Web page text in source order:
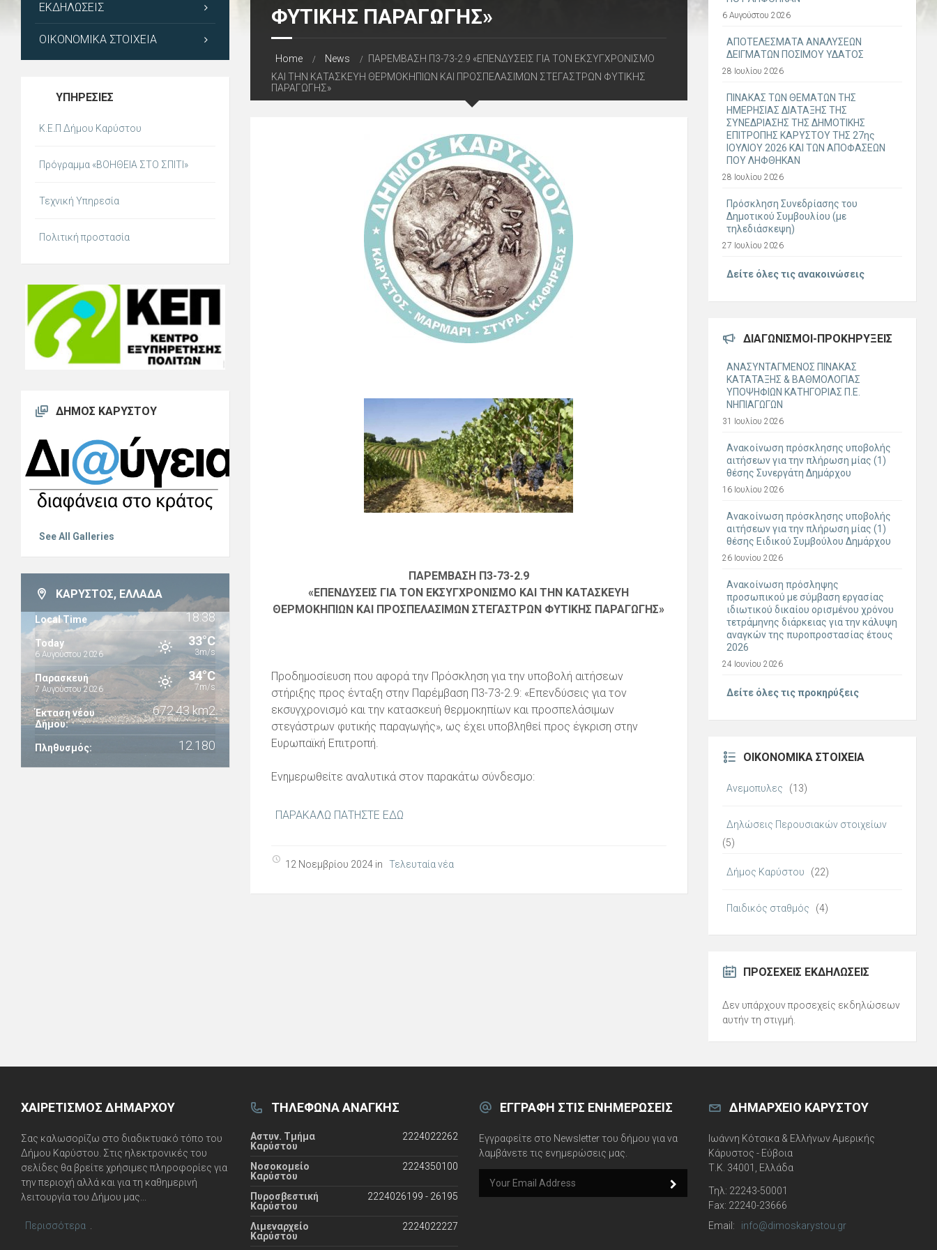
ΦΥΤΙΚΗΣ ΠΑΡΑΓΩΓΗΣ»
Home News
ΠΑΡΕΜΒΑΣΗ Π3-73-2.9 «ΕΠΕΝΔΥΣΕΙΣ ΓΙΑ ΤΟΝ ΕΚΣΥΓΧΡΟΝΙΣΜΟ
ΚΑΙ ΤΗΝ ΚΑΤΑΣΚΕΥΗ ΘΕΡΜΟΚΗΠΙΩΝ ΚΑΙ ΠΡΟΣΠΕΛΑΣΙΜΩΝ ΣΤΕΓΑΣΤΡΩΝ ΦΥΤΙΚΗΣ
ΠΑΡΑΓΩΓΗΣ»
ΠΑΡΕΜΒΑΣΗ Π3-73-2.9
«ΕΠΕΝΔΥΣΕΙΣ ΓΙΑ ΤΟΝ ΕΚΣΥΓΧΡΟΝΙΣΜΟ ΚΑΙ ΤΗΝ ΚΑΤΑΣΚΕΥΗ
ΘΕΡΜΟΚΗΠΙΩΝ ΚΑΙ ΠΡΟΣΠΕΛΑΣΙΜΩΝ ΣΤΕΓΑΣΤΡΩΝ ΦΥΤΙΚΗΣ ΠΑΡΑΓΩΓΗΣ»
Προδημοσίευση που αφορά την Πρόσκληση για την υποβολή αιτήσεων
στήριξης προς ένταξη στην Παρέμβαση Π3-73-2.9: «Επενδύσεις για τον
εκσυγχρονισμό και την κατασκευή θερμοκηπίων και προσπελάσιμων
στεγάστρων φυτικής παραγωγής», ως έχει υποβληθεί προς έγκριση στην
Ευρωπαϊκή Επιτροπή.
Ενημερωθείτε αναλυτικά στον παρακάτω σύνδεσμο:
ΠΑΡΑΚΑΛΩ ΠΑΤΗΣΤΕ ΕΔΩ
12 Νοεμβρίου 2024 in Τελευταία νέα
ΕΚΔΗΛΏΣΕΙΣ
ΟΙΚΟΝΟΜΙΚΆ ΣΤΟΙΧΕΊΑ
ΥΠΗΡΕΣΊΕΣ
Κ.Ε.Π Δήμου Καρύστου
Πρόγραμμα «ΒΟΗΘΕΙΑ ΣΤΟ ΣΠΙΤΙ»
Τεχνική Υπηρεσία
Πολιτική προστασία
ΔΉΜΟΣ ΚΑΡΎΣΤΟΥ
See All Galleries
ΚΆΡΥΣΤΟΣ, ΕΛΛΆΔΑ
Local Time 18:38
Today
6 Αυγούστου 2026
33°C
3m/s
Παρασκευή
7 Αυγούστου 2026
34°C
7m/s
Έκταση νέου
Δήμου:
672.43 km2
Πληθυσμός: 12.180
6 Αυγούστου 2026
ΑΠΟΤΕΛΕΣΜΑΤΑ ΑΝΑΛΥΣΕΩΝ
ΔΕΙΓΜΑΤΩΝ ΠΟΣΙΜΟΥ ΥΔΑΤΟΣ
28 Ιουλίου 2026
ΠΙΝΑΚΑΣ ΤΩΝ ΘΕΜΑΤΩΝ ΤΗΣ
ΗΜΕΡΗΣΙΑΣ ΔΙΑΤΑΞΗΣ ΤΗΣ
ΣΥΝΕΔΡΙΑΣΗΣ ΤΗΣ ΔΗΜΟΤΙΚΗΣ
ΕΠΙΤΡΟΠΗΣ ΚΑΡΥΣΤΟΥ ΤΗΣ 27ης
ΙΟΥΛΙΟΥ 2026 ΚΑΙ ΤΩΝ ΑΠΟΦΑΣΕΩΝ
ΠΟΥ ΛΗΦΘΗΚΑΝ
28 Ιουλίου 2026
Πρόσκληση Συνεδρίασης του
Δημοτικού Συμβουλίου (με
τηλεδιάσκεψη)
27 Ιουλίου 2026
Δείτε όλες τις ανακοινώσεις
ΔΙΑΓΩΝΙΣΜΟΊ-ΠΡΟΚΗΡΎΞΕΙΣ
ΑΝΑΣΥΝΤΑΓΜΕΝΟΣ ΠΙΝΑΚΑΣ
ΚΑΤΑΤΑΞΗΣ & ΒΑΘΜΟΛΟΓΙΑΣ
ΥΠΟΨΗΦΙΩΝ ΚΑΤΗΓΟΡΙΑΣ Π.Ε.
ΝΗΠΙΑΓΩΓΩΝ
31 Ιουλίου 2026
Ανακοίνωση πρόσκλησης υποβολής
αιτήσεων για την πλήρωση μίας (1)
θέσης Συνεργάτη Δημάρχου
16 Ιουλίου 2026
Ανακοίνωση πρόσκλησης υποβολής
αιτήσεων για την πλήρωση μίας (1)
θέσης Ειδικού Συμβούλου Δημάρχου
26 Ιουνίου 2026
Ανακοίνωση πρόσληψης
προσωπικού με σύμβαση εργασίας
ιδιωτικού δικαίου ορισμένου χρόνου
τετράμηνης διάρκειας για την κάλυψη
αναγκών της πυροπροστασίας έτους
2026
24 Ιουνίου 2026
Δείτε όλες τις προκηρύξεις
ΟΙΚΟΝΟΜΙΚΆ ΣΤΟΙΧΕΊΑ
Ανεμοπυλες (13)
Δηλώσεις Περουσιακών στοιχείων
(5)
Δήμος Καρύστου (22)
Παιδικός σταθμός (4)
ΠΡΟΣΕΧΕΊΣ ΕΚΔΗΛΏΣΕΙΣ
Δεν υπάρχουν προσεχείς εκδηλώσεων
αυτήν τη στιγμή.
ΧΑΙΡΕΤΙΣΜΌΣ ΔΗΜΆΡΧΟΥ
Σας καλωσορίζω στο διαδικτυακό τόπο του
Δήμου Καρύστου. Στις ηλεκτρονικές του
σελίδες θα βρείτε χρήσιμες πληροφορίες για
την περιοχή αλλά και για τη καθημερινή
λειτουργία του Δήμου μας...
Περισσότερα
ΤΗΛΈΦΩΝΑ ΑΝΆΓΚΗΣ
Αστυν. Τμήμα
Καρύστου
2224022262
Νοσοκομείο
Καρύστου
2224350100
Πυροσβεστική
Καρύστου
2224026199 - 26195
Λιμεναρχείο
Καρύστου
2224022227
ΕΓΓΡΑΦΉ ΣΤΙΣ ΕΝΗΜΕΡΏΣΕΙΣ
Εγγραφείτε στο Newsletter του δήμου για να
λαμβάνετε τις ενημερώσεις μας.
ΔΗΜΑΡΧΕΊΟ ΚΑΡΎΣΤΟΥ
Ιωάννη Κότσικα & Ελλήνων Αμερικής
Κάρυστος - Εύβοια
Τ.Κ. 34001, Ελλάδα
Τηλ: 22243-50001
Fax: 22240-23666
Email:
info@dimoskarystou.gr